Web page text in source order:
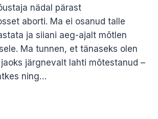
nädal pärast
aborti. Ma ei osanud talle
ja siiani aeg-ajalt mõtlen
Ma tunnen, et tänaseks olen
järgnevalt lahti mõtestanud –
ning…